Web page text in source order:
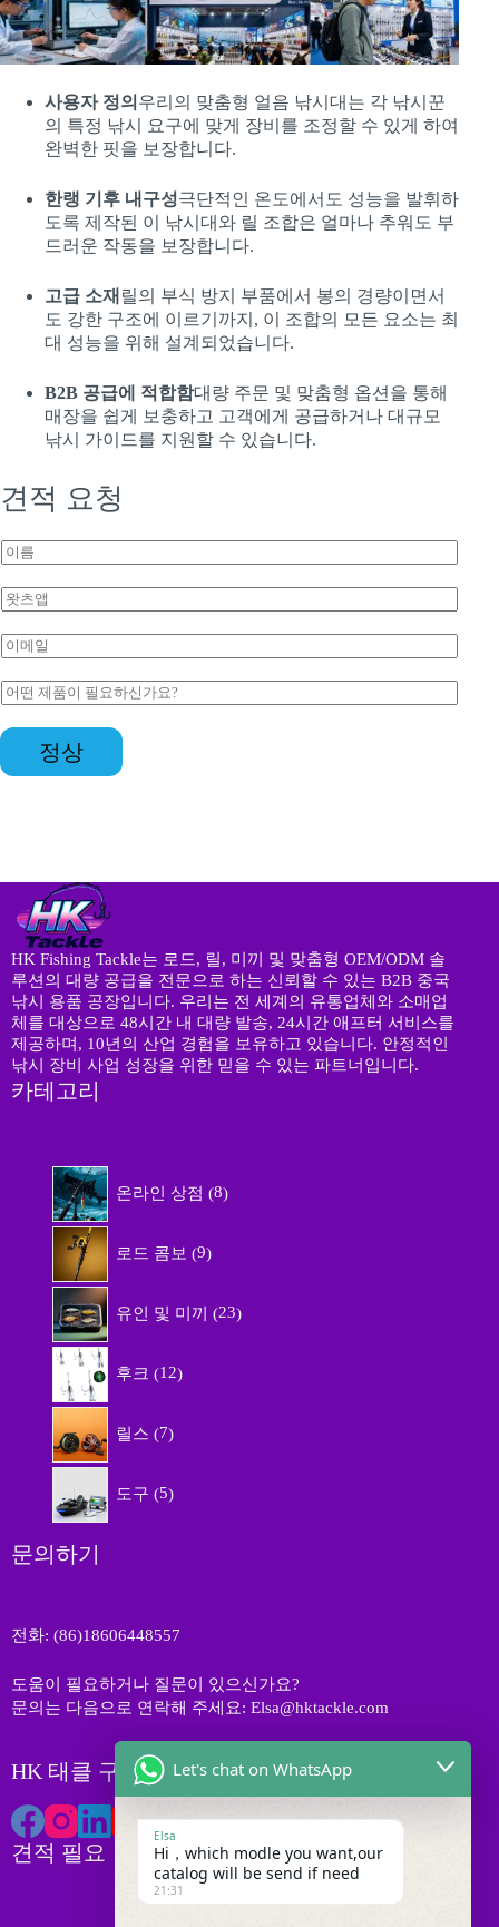
사용자 정의 우리의 맞춤형 얼음 낚시대는 각 낚시꾼
의 특정 낚시 요구에 맞게 장비를 조정할 수 있게 하여
완벽한 핏을 보장합니다.
한랭 기후 내구성극단적인 온도에서도 성능을 발휘하
도록 제작된 이 낚시대와 릴 조합은 얼마나 추워도 부
드러운 작동을 보장합니다.
고급 소재 릴의 부식 방지 부품에서 봉의 경량이면서
도 강한 구조에 이르기까지, 이 조합의 모든 요소는 최
대 성능을 위해 설계되었습니다.
B2B 공급에 적합함대량 주문 및 맞춤형 옵션을 통해
매장을 쉽게 보충하고 고객에게 공급하거나 대규모
낚시 가이드를 지원할 수 있습니다.
견적 요청
이
름
*왓
츠
앱
*
이
름
이
메
일
*
문
의
*
정상
HK Fishing Tackle는 로드, 릴, 미끼 및 맞춤형 OEM/ODM 솔
루션의 대량 공급을 전문으로 하는 신뢰할 수 있는 B2B 중국
낚시 용품 공장입니다. 우리는 전 세계의 유통업체와 소매업
체를 대상으로 48시간 내 대량 발송, 24시간 애프터 서비스를
제공하며, 10년의 산업 경험을 보유하고 있습니다. 안정적인
낚시 장비 사업 성장을 위한 믿을 수 있는 파트너입니다.
카테고리
온라인 상점 8개
로드 콤보 9개
품
유인 및 미끼 233
후크 122
릴스 7개
품
도구 5개
문의하기
전화: (86)18606448557
도움이 필요하거나 질문이 있으신가요?
문의는 다음으로 연락해 주세요: Elsa@hktackle.com
HK 태클 구독하기
견적 필요
Let's chat on WhatsApp
Elsa
Hi，which modle you want,our
catalog will be send if need
21:31